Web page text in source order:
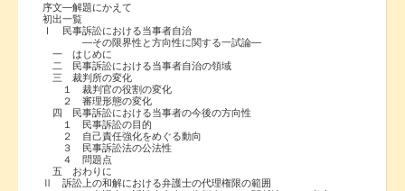
序文―解題にかえて
初出一覧
Ⅰ 民事訴訟における当事者自治
―その限界性と方向性に関する一試論―
一 はじめに
二 民事訴訟における当事者自治の領域
三 裁判所の変化
１ 裁判官の役割の変化
２ 審理形態の変化
四 民事訴訟における当事者の今後の方向性
１ 民事訴訟の目的
２ 自己責任強化をめぐる動向
３ 民事訴訟法の公法性
４ 問題点
五 おわりに
Ⅱ 訴訟上の和解における弁護士の代理権限の範囲